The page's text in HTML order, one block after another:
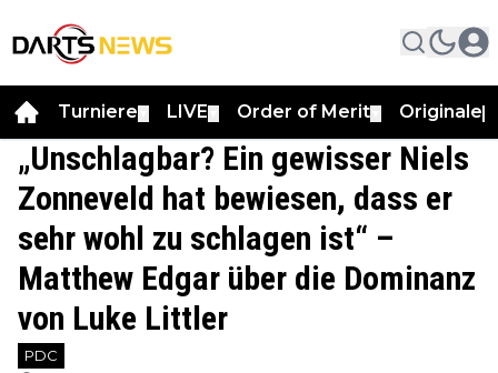
Turniere LIVE Order of Merit Originale
„Unschlagbar? Ein gewisser Niels
Zonneveld hat bewiesen, dass er
sehr wohl zu schlagen ist“ –
Matthew Edgar über die Dominanz
von Luke Littler
PDC